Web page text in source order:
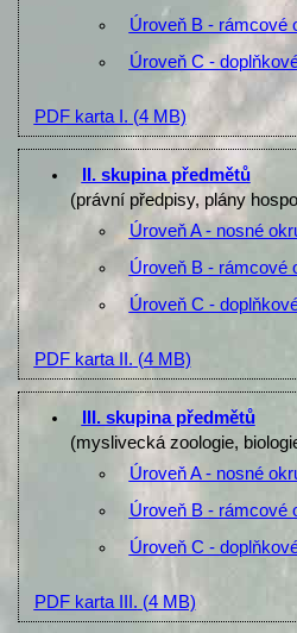
Úroveň B - rámcové
Úroveň C -
PDF karta I. (4 MB)
II. skupina předmětů
(právní předpisy, plány
Úroveň A - nosné
Úroveň B - rámcové
Úroveň C -
PDF karta II. (4 MB)
III. skupina předmětů
(myslivecká zoologie,
Úroveň A - nosné
Úroveň B - rámcové
Úroveň C -
PDF karta III. (4 MB)